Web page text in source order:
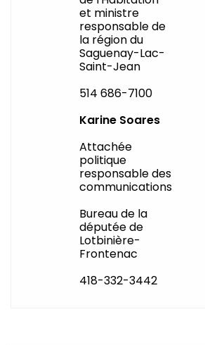
et ministre
responsable de
la région du
Saguenay-Lac-
Saint-Jean
514 686-7100
Karine Soares
Attachée
politique
responsable des
communications
Bureau de la
députée de
Lotbinière-
Frontenac
418-332-3442